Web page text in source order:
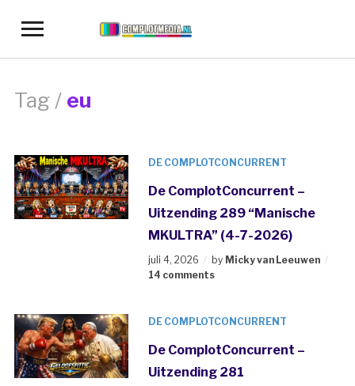
Toggle
navigation
Tag / eu
DE COMPLOTCONCURRENT
De ComplotConcurrent –
Uitzending 289 “Manische
MKULTRA” (4-7-2026)
juli 4, 2026 by Micky van Leeuwen
14 comments
DE COMPLOTCONCURRENT
De ComplotConcurrent –
Uitzending 281